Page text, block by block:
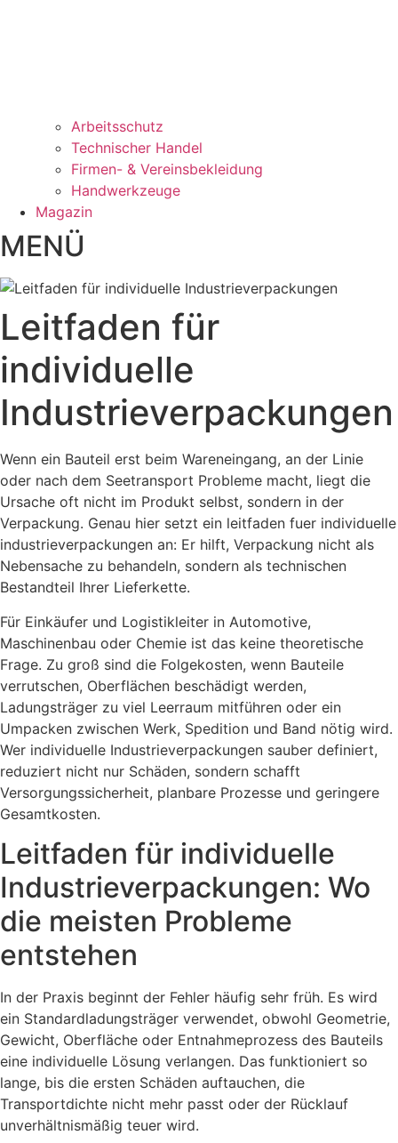
Arbeitsschutz
Technischer Handel
Firmen- & Vereinsbekleidung
Handwerkzeuge
Magazin
MENÜ
Leitfaden für
individuelle
Industrieverpackungen
Wenn ein Bauteil erst beim Wareneingang, an der Linie
oder nach dem Seetransport Probleme macht, liegt die
Ursache oft nicht im Produkt selbst, sondern in der
Verpackung. Genau hier setzt ein leitfaden fuer individuelle
industrieverpackungen an: Er hilft, Verpackung nicht als
Nebensache zu behandeln, sondern als technischen
Bestandteil Ihrer Lieferkette.
Für Einkäufer und Logistikleiter in Automotive,
Maschinenbau oder Chemie ist das keine theoretische
Frage. Zu groß sind die Folgekosten, wenn Bauteile
verrutschen, Oberflächen beschädigt werden,
Ladungsträger zu viel Leerraum mitführen oder ein
Umpacken zwischen Werk, Spedition und Band nötig wird.
Wer individuelle Industrieverpackungen sauber definiert,
reduziert nicht nur Schäden, sondern schafft
Versorgungssicherheit, planbare Prozesse und geringere
Gesamtkosten.
Leitfaden für individuelle
Industrieverpackungen: Wo
die meisten Probleme
entstehen
In der Praxis beginnt der Fehler häufig sehr früh. Es wird
ein Standardladungsträger verwendet, obwohl Geometrie,
Gewicht, Oberfläche oder Entnahmeprozess des Bauteils
eine individuelle Lösung verlangen. Das funktioniert so
lange, bis die ersten Schäden auftauchen, die
Transportdichte nicht mehr passt oder der Rücklauf
unverhältnismäßig teuer wird.